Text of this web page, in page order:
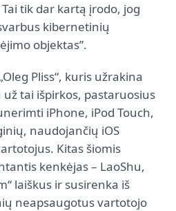
tik dar kartą įrodo, jog
kibernetinių
objektas”.
Pliss“, kuris užrakina
tai išpirkos, pastaruosius
iPhone, iPod Touch,
naudojančių iOS
Kitas šiomis
kenkėjas – LaoShu,
laiškus ir susirenka iš
neapsaugotus vartotojo